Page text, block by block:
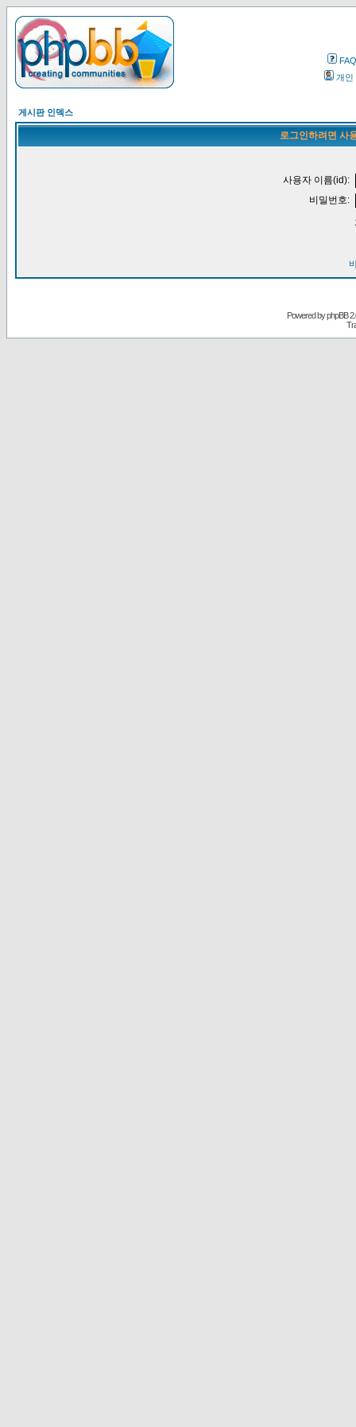
FAQ
개인
게시판 인덱스
로그인하려면 사
사용자 이름(id):
비밀번호:
Powered byphpBB